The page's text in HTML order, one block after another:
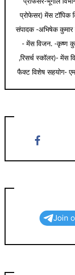
प्रोफेसर-भूगोल
प्रोफेसर) मेंस टॉपिक
संपादक -अभिषेक कुमार
- मेंस विजन. -कृष्ण
,रिसर्च स्कॉलर)- मेंस
फैक्ट विशेष सहयोग- एम
Join